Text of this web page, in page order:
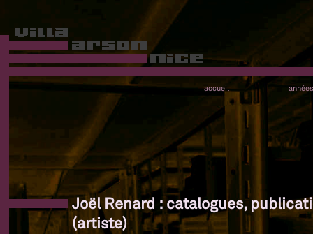
accueil années
Joël Renard : catalogues,
(artiste)